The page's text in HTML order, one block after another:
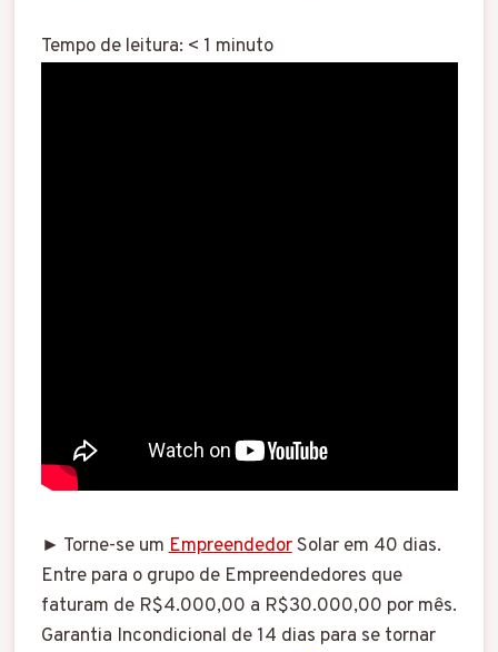
Tempo de leitura: < 1 minuto
► Torne-se umEmpreendedorSolar em 40 dias.
Entre para o grupo de Empreendedores que
faturam de R$4.000,00 a R$30.000,00 por mês.
Garantia Incondicional de 14 dias para se tornar